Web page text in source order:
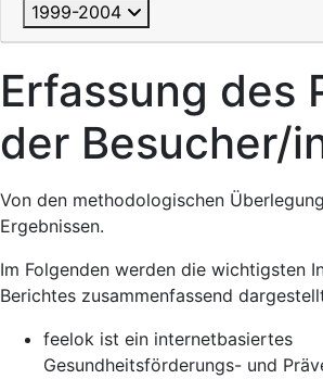
1999-2004
Erfassung des
der Besucher/
Von den methodologischen
Ergebnissen.
Im Folgenden werden die wichtigsten
Berichtes zusammenfassend
feelok ist ein internetbasiertes
Gesundheitsförderungs- und